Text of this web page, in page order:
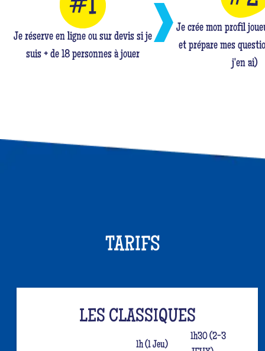
Je réserve en ligne ou sur devis si je
suis + de 18 personnes à jouer
Je crée mon profil
et prépare mes
j'en ai)
TARIFS
LES CLASSIQUES
1h (1 Jeu)
1h30 (2-3